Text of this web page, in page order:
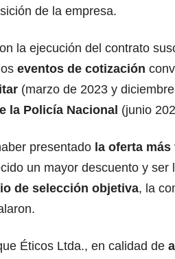
de la empresa.
la ejecución del contrato
eventos de cotización
(marzo de 2023 y
la Policía Nacional (junio
presentado la oferta
un mayor descuento y ser
de selección objetiva, la
Éticos Ltda., en calidad de